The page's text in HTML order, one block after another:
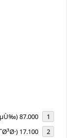
87.000 Ø§Ù„Ù Ø±ÙŠØ§Ù„ Ù‚Ø·Ø±ÙŠ (Ø­Ø¯ Ø§Ù‚ØµÙ‰)
17.100 Ø§Ù„Ù Ø±ÙŠØ§Ù„ Ù‚Ø·Ø±ÙŠ (Ø­Ø¯ Ù…ØªÙˆØ³Ø·)